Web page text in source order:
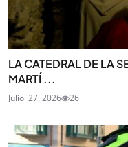
LA CATEDRAL DE LA
MARTÍ ...
Juliol 27, 2026 26